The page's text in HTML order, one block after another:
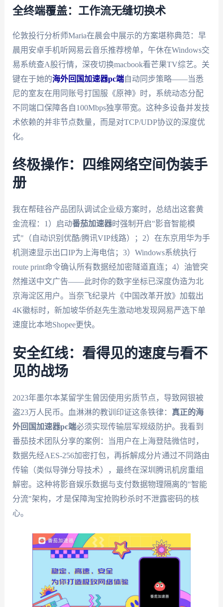
全终端覆盖：工作流无缝切换术
伦敦投行分析师Maria在晨会中展示的方案堪称典范：早
晨用安卓手机听网易云音乐推荐榜单，午休在Windows交
易系统查A股行情，深夜切换macbook看芒果TV综艺。关
键在于她的海外回国加速器pc端自动同步策略——当悉
尼的室友在用同账号打国服《原神》时，系统动态分配
不同端口保障各自100Mbps独享带宽。这种多设备并发技
术依赖的并非节点数量，而是对TCP/UDP协议的深度优
化。
终极操作：四维网络空间伪装手
册
我在帮硅谷产品团队调试企业级方案时，总结出这套黄
金流程：1）启动番茄加速器时强制开启"影音智能模
式"（自动识别优酷/腾讯VIP线路）；2）在东京用华为手
机测速显示出口IP为上海电信；3）Windows系统执行
route print命令确认所有数据经加密隧道直连；4）油管突
然推送中文广告——此时你的数字坐标已深度伪造为北
京海淀区用户。当奈飞纪录片《中国改革开放》加载出
4K徽标时，新加坡华侨赵先生激动地发现网易严选下单
速度比本地Shopee更快。
安全红线：看得见的速度与看不
见的战场
2023年墨尔本某留学生曾因使用劣质节点，导致网银被
盗23万人民币。血淋淋的教训印证这条铁律： 真正的海
外回国加速器pc端必须实现传输层军规级防护。我看到
番茄技术团队分享的案例：当用户在上海登陆微信时，
数据先经AES-256加密打包，再拆解成分片通过不同路由
传输（类似导弹分导技术），最终在深圳腾讯机房重组
解密。这种将影音娱乐数据与支付数据物理隔离的"智能
分流"架构，才是保障淘宝抢购秒杀时不泄露密码的核
心。